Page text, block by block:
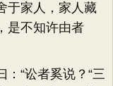
家人，家人藏
是不知许由者
“讼者奚说？“三